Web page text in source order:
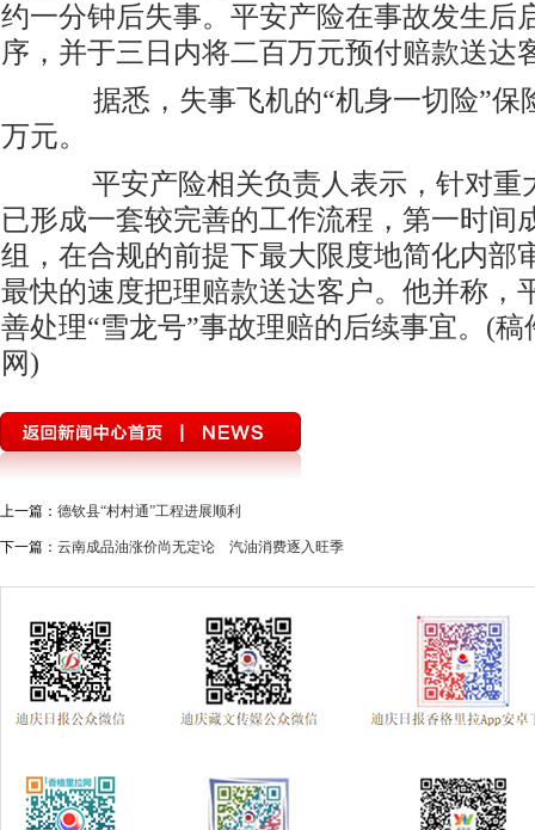
约一分钟后失事。平安产险在事故发生后
序，并于三日内将二百万元预付赔款送达
据悉，失事飞机的“机身一切险”保
万元。
平安产险相关负责人表示，针对重
已形成一套较完善的工作流程，第一时间
组，在合规的前提下最大限度地简化内部
最快的速度把理赔款送达客户。他并称，
善处理“雪龙号”事故理赔的后续事宜。(
网)
上一篇： 德钦县“村村通”工程进展顺利
下一篇： 云南成品油涨价尚无定论 汽油消费逐入旺季